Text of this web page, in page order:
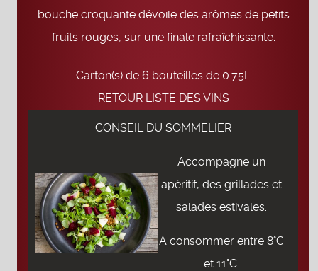
bouche croquante dévoile des arômes de petits
fruits rouges, sur une finale rafraîchissante.
Carton(s) de 6 bouteilles de 0.75L
RETOUR LISTE DES VINS
CONSEIL DU SOMMELIER
Accompagne un
apéritif, des grillades et
salades estivales.
A consommer entre 8°C
et 11°C.